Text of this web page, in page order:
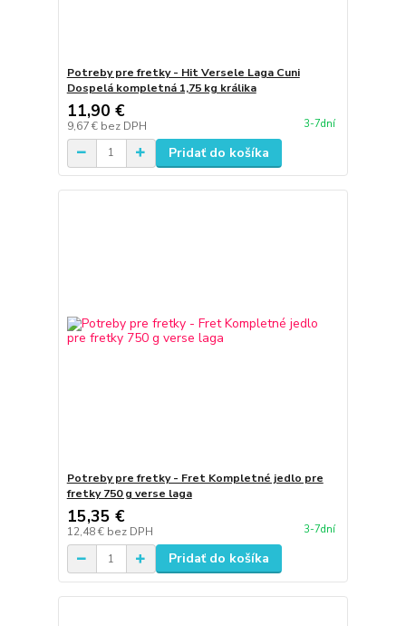
Potreby pre fretky - Hit Versele Laga Cuni
Dospelá kompletná 1,75 kg králika
11,90 €
9,67 € bez DPH 3-7dní
Pridať do košíka
Potreby pre fretky - Fret Kompletné jedlo pre
fretky 750 g verse laga
15,35 €
12,48 € bez DPH 3-7dní
Pridať do košíka